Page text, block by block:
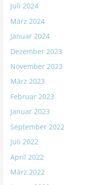
Juli 2024
März 2024
Januar 2024
Dezember 2023
November 2023
März 2023
Februar 2023
Januar 2023
September 2022
Juli 2022
April 2022
März 2022